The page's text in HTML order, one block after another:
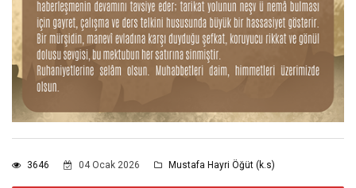
3646 04 Ocak 2026 Mustafa Hayri Öğüt (k.s)